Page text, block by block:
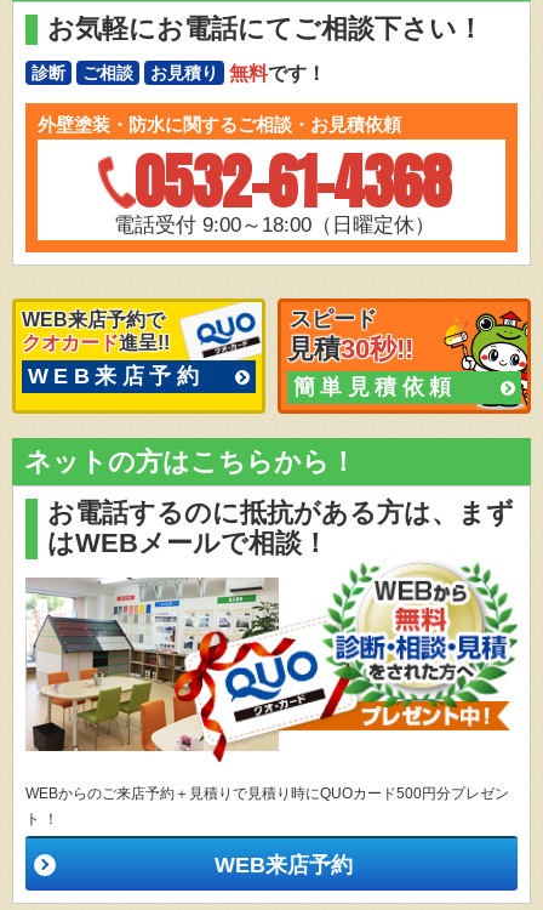
お気軽にお電話にてご相談下さい！
診断 ご相談 お見積り 無料です！
外壁塗装・防水に関するご相談・お見積依頼
0532-61-4368
電話受付 9:00～18:00（日曜定休）
WEB来店予約で
クオカード進呈!!
WEB来店予約
スピード
見積30秒!!
簡単見積依頼
ネットの方はこちらから！
お電話するのに抵抗がある方は、
まず
はWEBメールで相談！
WEBからのご来店予約＋見積りで見積り時にQUOカード500円分プレゼン
ト ！
WEB来店予約